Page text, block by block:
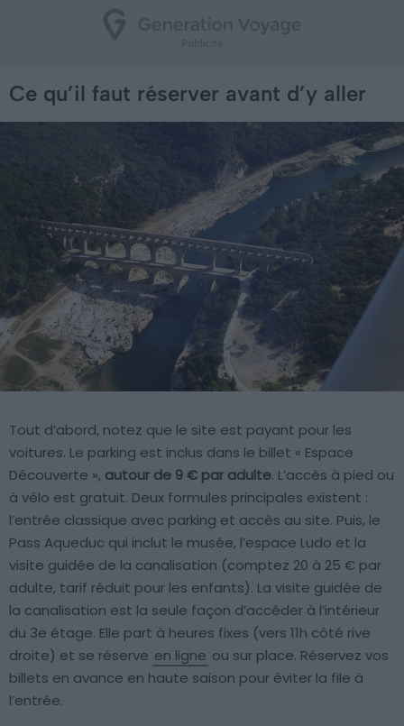
Ce qu’il faut réserver avant d’y aller
Tout d’abord, notez que le site est payant pour les
voitures. Le parking est inclus dans le billet « Espace
Découverte », autour de 9 € par adulte. L’accès à pied ou
à vélo est gratuit. Deux formules principales existent :
l’entrée classique avec parking et accès au site. Puis, le
Pass Aqueduc qui inclut le musée, l’espace Ludo et la
visite guidée de la canalisation (comptez 20 à 25 € par
adulte, tarif réduit pour les enfants). La visite guidée de
la canalisation est la seule façon d’accéder à l’intérieur
du 3e étage. Elle part à heures fixes (vers 11h côté rive
droite) et se réserve en ligne ou sur place. Réservez vos
billets en avance en haute saison pour éviter la file à
l’entrée.